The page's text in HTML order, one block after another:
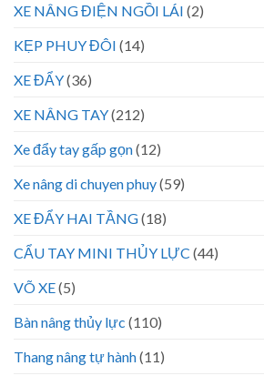
XE NÂNG ĐIỆN NGỒI LÁI (2)
KẸP PHUY ĐÔI (14)
XE ĐẨY(36)
XE NÂNG TAY(212)
Xe đẩy tay gấp gọn(12)
Xe nâng di chuyen phuy(59)
XE ĐẨY HAI TẦNG(18)
CẨU TAY MINI THỦY LỰC (44)
VÕ XE(5)
Bàn nâng thủy lực (110)
Thang nâng tự hành(11)